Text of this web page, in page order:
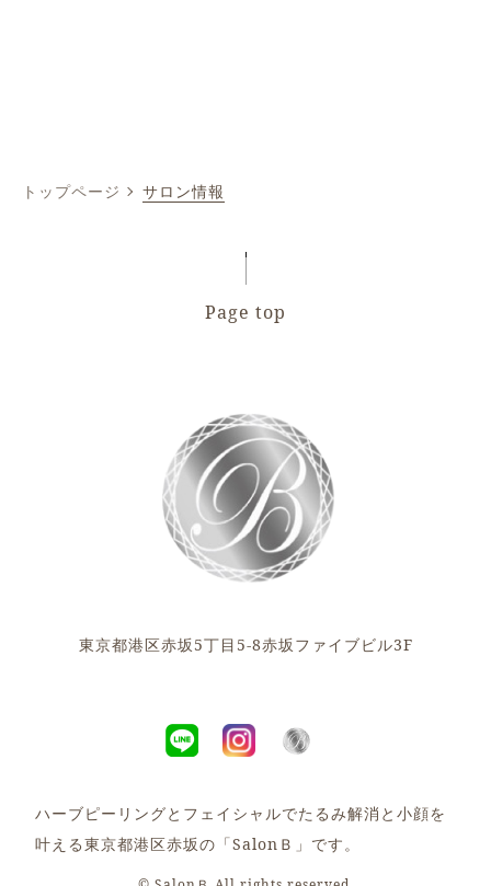
トップページ サロン情報
Page top
東京都港区赤坂5丁目5-8赤坂ファイブビル3F
ハーブピーリングとフェイシャルでたるみ解消と小顔を
叶える東京都港区赤坂の「SalonＢ」です。